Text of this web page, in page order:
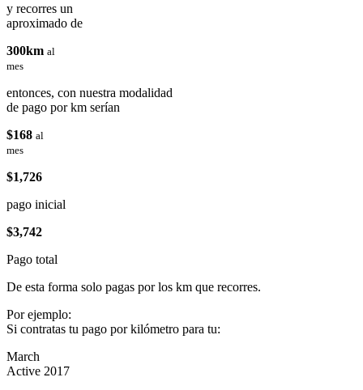
y recorres un
aproximado de
300km al
mes
entonces, con nuestra modalidad
de pago por km serían
$168 al
mes
$1,726
pago inicial
$3,742
Pago total
De esta forma solo pagas por los km que recorres.
Por ejemplo:
Si contratas tu pago por kilómetro para tu:
March
Active 2017